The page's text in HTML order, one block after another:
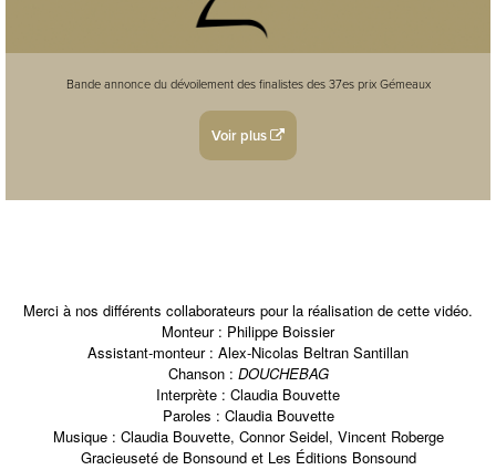
Bande annonce du dévoilement des finalistes des 37es prix Gémeaux
Voir plus
Merci à nos différents collaborateurs pour la réalisation de cette vidéo.
Monteur : Philippe Boissier
Assistant-monteur : Alex-Nicolas Beltran Santillan
Chanson : DOUCHEBAG
Interprète : Claudia Bouvette
Paroles : Claudia Bouvette
Musique : Claudia Bouvette, Connor Seidel, Vincent Roberge
Gracieuseté de Bonsound et Les Éditions Bonsound